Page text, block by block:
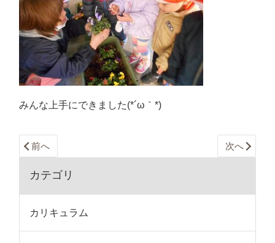
みんな上手にできました(*´ω｀*)
前へ 次へ
カテゴリ
カリキュラム